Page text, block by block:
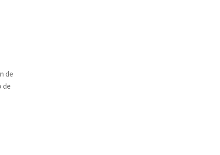
de
de